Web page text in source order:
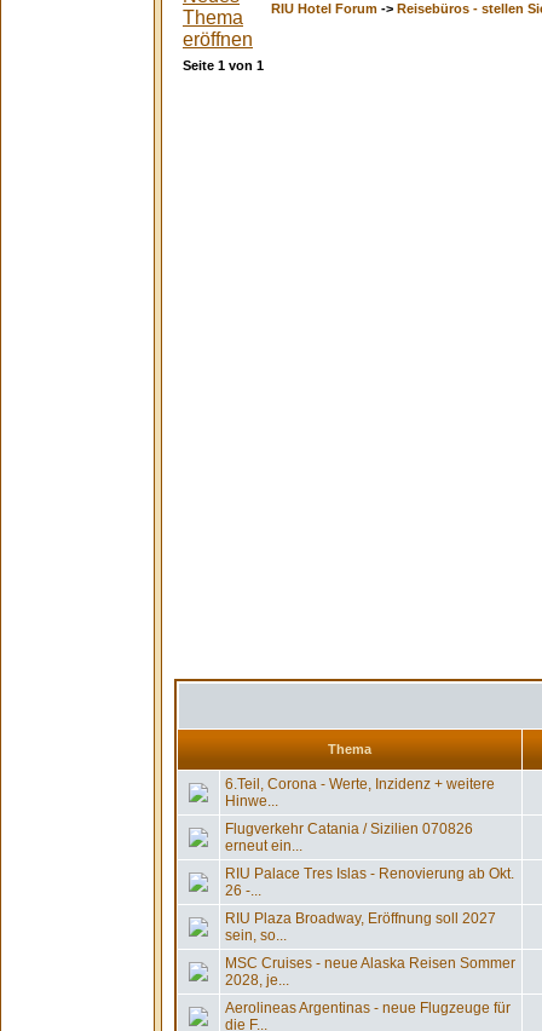
RIU Hotel Forum -> Reisebüros - stellen
Seite 1 von 1
Thema
6.Teil, Corona - Werte, Inzidenz + weitere
Hinwe...
Flugverkehr Catania / Sizilien 070826
erneut ein...
RIU Palace Tres Islas - Renovierung ab Okt.
26 -...
RIU Plaza Broadway, Eröffnung soll 2027
sein, so...
MSC Cruises - neue Alaska Reisen Sommer
2028, je...
Aerolineas Argentinas - neue Flugzeuge für
die F...